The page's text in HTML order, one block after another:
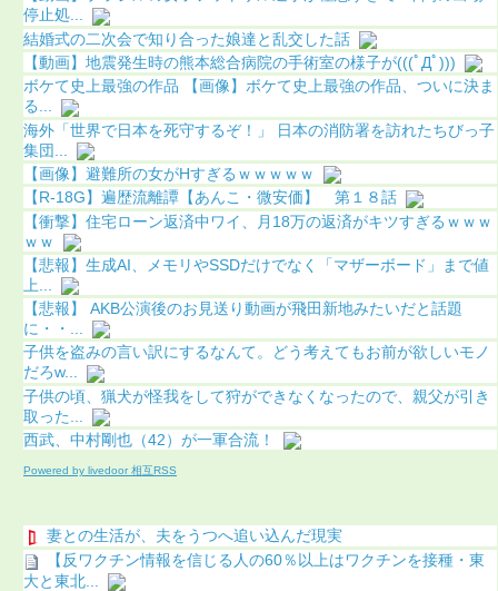
停止処...
結婚式の二次会で知り合った娘達と乱交した話
【動画】地震発生時の熊本総合病院の手術室の様子が(((ﾟДﾟ)))
ボケて史上最強の作品 【画像】ボケて史上最強の作品、ついに決ま
る...
海外「世界で日本を死守するぞ！」 日本の消防署を訪れたちびっ子
集団...
【画像】避難所の女がHすぎるｗｗｗｗｗ
【R-18G】遍歴流離譚【あんこ・微安価】 第１８話
【衝撃】住宅ローン返済中ワイ、月18万の返済がキツすぎるｗｗｗ
ｗｗ
【悲報】生成AI、メモリやSSDだけでなく「マザーボード」まで値
上...
【悲報】 AKB公演後のお見送り動画が飛田新地みたいだと話題
に・・...
子供を盗みの言い訳にするなんて。どう考えてもお前が欲しいモノ
だろw...
子供の頃、猟犬が怪我をして狩ができなくなったので、親父が引き
取った...
西武、中村剛也（42）が一軍合流！
Powered by livedoor 相互RSS
妻との生活が、夫をうつへ追い込んだ現実
【反ワクチン情報を信じる人の60％以上はワクチンを接種・東
大と東北...